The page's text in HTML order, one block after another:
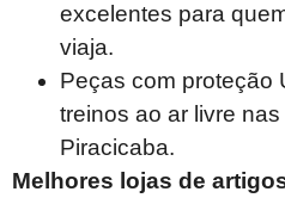
excelentes para
viaja.
Peças com proteção
treinos ao ar livre
Piracicaba.
Melhores lojas de